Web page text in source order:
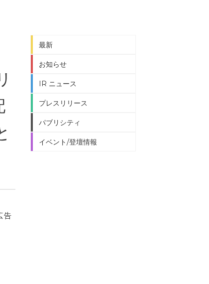
告
最新
お知らせ
IR ニュース
プレスリリース
パブリシティ
イベント/登壇情報